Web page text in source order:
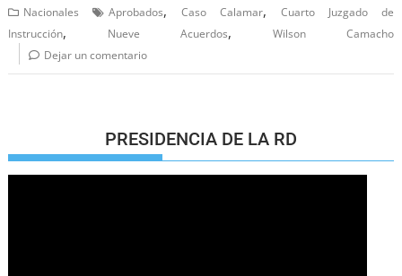
Nacionales Aprobados,Caso Calamar, Cuarto Juzgado de
Instrucción, Nueve Acuerdos,
Wilson Camacho
Dejar un comentario
PRESIDENCIA DE LA RD